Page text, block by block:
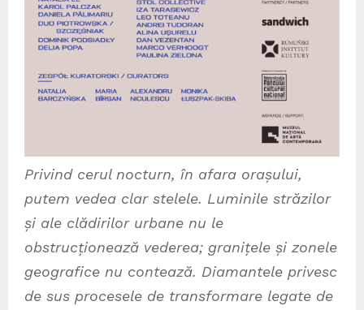
Privind cerul nocturn, în afara orașului,
putem vedea clar stelele. Luminile străzilor
și ale clădirilor urbane nu le
obstrucționează vederea; granițele și zonele
geografice nu contează. Diamantele privesc
de sus procesele de transformare legate de